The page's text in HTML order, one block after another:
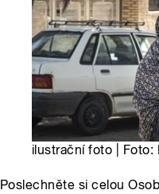
ilustrační foto | Foto:
Poslechněte si celou